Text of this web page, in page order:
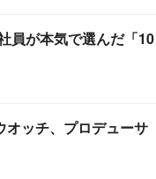
員が本気で選んだ「10
オッチ、プロデューサ